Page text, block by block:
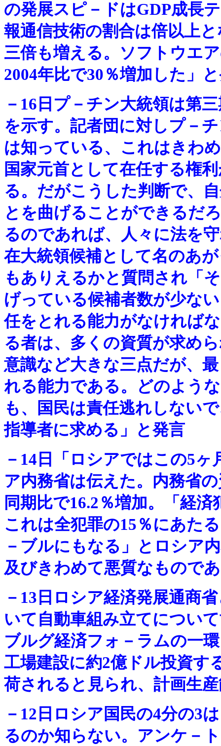
の発展スピ－ドはGDP成長
報通信技術の割合は倍以上
三倍も増える。ソフトウエ
2004年比で30％増加した」
－ 16日プ－チン大統領は第
を示す。記者団に対しプ－
は知っている、これはきわ
国家元首として在任する権
る。だがこうした判断で、
とを曲げることができるだ
るのであれば、人々に法を
在大統領候補として名のあ
もありえるかと質問され「
げっている候補者数が少な
任をとれる能力がなければ
る者は、多くの資質が求め
意識など大きな三点だが、
れる能力である。どのよう
も、国民は責任逃れしない
指導者に求める」と発言
－ 14日「ロシアではこの5ヶ
ア内務省は伝えた。内務省
同期比で16.2％増加。「経
これは全犯罪の15％にあた
－ブルにもなる」とロシア
及びきわめて悪質なもので
－ 13日ロシア経済発展通商
いて自動車組み立てについ
ブルグ経済フォ－ラムの一
工場建設に約2億ドル投資す
荷されると見られ、計画生
－ 12日ロシア国民の4分の3
るのか知らない。アンケ－